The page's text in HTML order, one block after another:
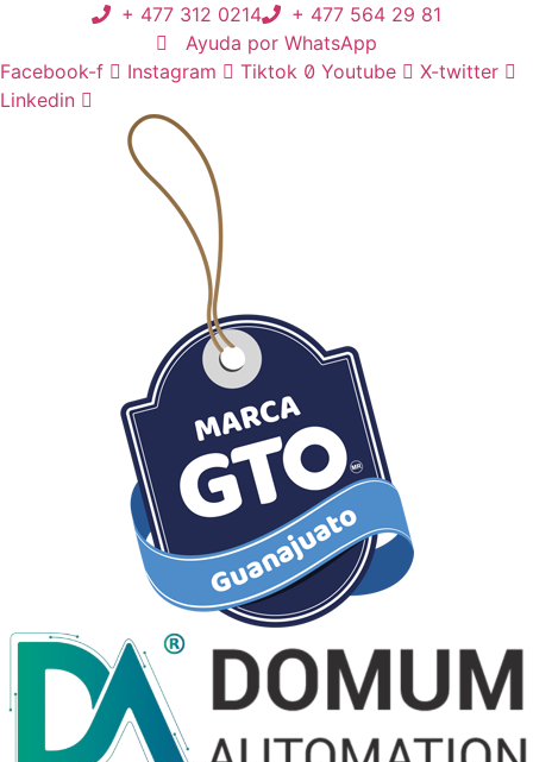
contenido
+ 477 312 0214
+ 477 564 29 81
Ayuda por WhatsApp
Facebook-f
Instagram Tiktok Youtube
X-twitter
Linkedin